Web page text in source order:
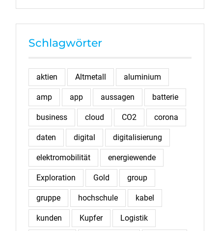
Schlagwörter
aktien Altmetall aluminium
amp app aussagen batterie
business cloud CO2 corona
daten digital digitalisierung
elektromobilität energiewende
Exploration Gold group
gruppe hochschule kabel
kunden Kupfer Logistik